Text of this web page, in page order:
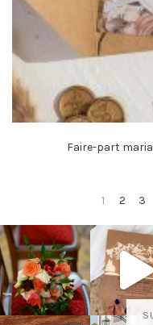
Faire-part
1 2 3